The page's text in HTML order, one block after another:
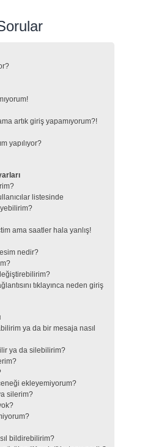
artık giriş yapamıyorum?!
yapılıyor?
listesinde
ama saatler hala yanlış!
nedir?
tıklayınca neden giriş
ya da bir mesaja nasıl
ya da silebilirim?
ekleyemiyorum?
silerim?
bildirebilirim?